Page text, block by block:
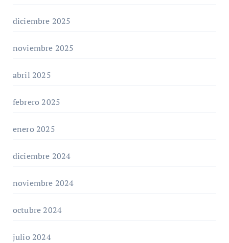
diciembre 2025
noviembre 2025
abril 2025
febrero 2025
enero 2025
diciembre 2024
noviembre 2024
octubre 2024
julio 2024